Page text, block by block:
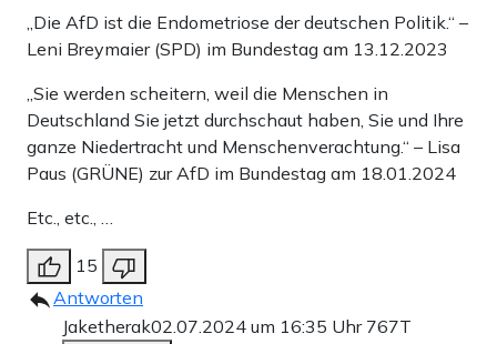
„Die AfD ist die Endometriose der deutschen Politik.“ –
Leni Breymaier (SPD) im Bundestag am 13.12.2023
„Sie werden scheitern, weil die Menschen in
Deutschland Sie jetzt durchschaut haben, Sie und Ihre
ganze Niedertracht und Menschenverachtung.“ – Lisa
Paus (GRÜNE) zur AfD im Bundestag am 18.01.2024
Etc., etc., …
15
Antworten
Jaketherak02.07.2024 um 16:35 Uhr 767T